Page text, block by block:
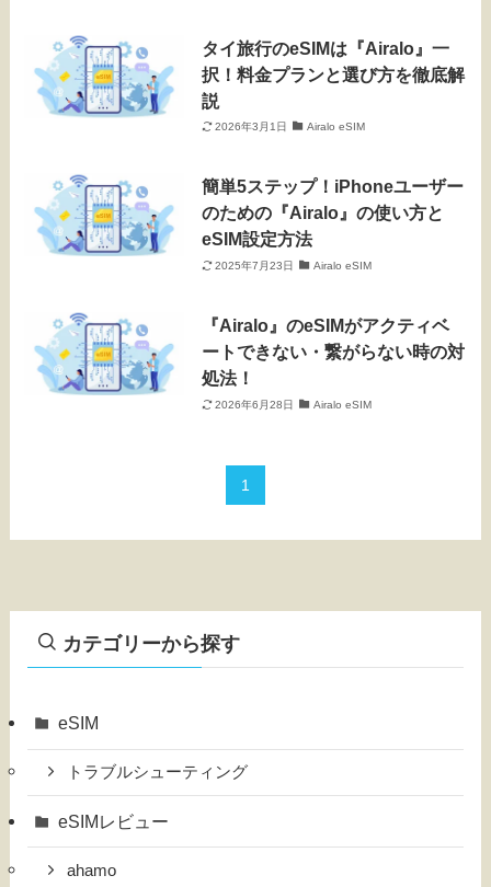
タイ旅行のeSIMは『Airalo』一
択！料金プランと選び方を徹底解
説
2026年3月1日 Airalo eSIM
簡単5ステップ！iPhoneユーザー
のための『Airalo』の使い方と
eSIM設定方法
2025年7月23日 Airalo eSIM
『Airalo』のeSIMがアクティベ
ートできない・繋がらない時の対
処法！
2026年6月28日 Airalo eSIM
1
カテゴリーから探す
eSIM
トラブルシューティング
eSIMレビュー
ahamo